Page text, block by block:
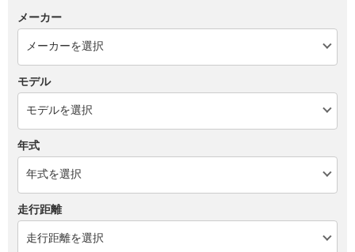
メーカー
モデル
年式
走行距離